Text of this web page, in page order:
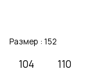
Размер : 152
104 110